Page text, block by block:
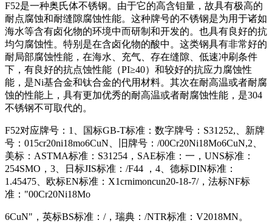
F52是一种奥氏体不锈钢。由于它的高含钼量，故具有极高的
耐点腐蚀和耐缝隙腐蚀性能。这种牌号的不锈钢是为用于诸如
海水等含有卤化物的环境中而研制和开发的。也具有良好的抗
均匀腐蚀性。特别是在含卤化物的酸中。这类钢具有非常好的
耐局部腐蚀性能，在海水、充气、存在缝隙、低速冲刷条件
下，有良好的抗点蚀性能（PI≥40）和较好的抗应力腐蚀性
能，是Ni基合金和钛合金的代用材料。其次在耐高温或者耐腐
蚀的性能上，具有更加优秀的耐高温或者耐腐蚀性能，是304
不锈钢不可取代的。
F52对应牌号：1、国标GB-T标准：数字牌号：S31252,、新牌
号：015cr20ni18mo6CuN、旧牌号：/00Cr20Ni18Mo6CuN,2、
美标：ASTMA标准：S31254，SAE标准：一，UNS标准：
254SMO，3、日标JIS标准：/F44 ，4、德标DIN标准：
1.45475、欧标EN标准：X1crnimoncun20-18-7/，法标NF标
准："00Cr20Ni18Mo
6CuN"，英标BS标准：/，瑞典：/NTR标准：V2018MN。